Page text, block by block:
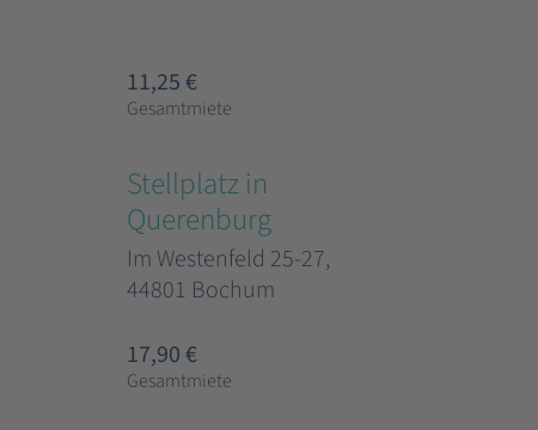
11,25 €
Gesamtmiete
Stellplatz in
Querenburg
Im Westenfeld 25-27,
44801 Bochum
17,90 €
Gesamtmiete